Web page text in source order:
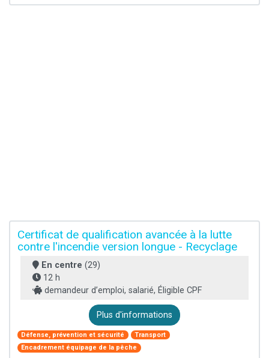
Certificat de qualification avancée à la lutte
contre l'incendie version longue - Recyclage
En centre (29)
12 h
demandeur d’emploi, salarié, Éligible CPF
Plus d'informations
Défense, prévention et sécurité
Transport
Encadrement équipage de la pêche